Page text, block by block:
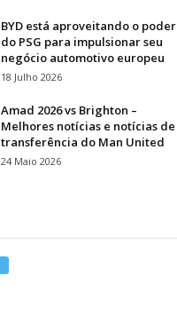
BYD está aproveitando o poder
do PSG para impulsionar seu
negócio automotivo europeu
18 Julho 2026
Amad 2026 vs Brighton –
Melhores notícias e notícias de
transferência do Man United
24 Maio 2026